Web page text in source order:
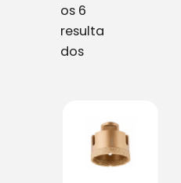
os 6
resulta
dosO
a